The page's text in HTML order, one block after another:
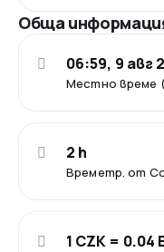
Обща
Местно време
06:59, 9 авг
Времетр. от
2 h
1 CZK = 0.04